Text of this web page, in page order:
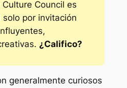
Culture Council es
por invitación
¿Califico?
generalmente curiosos